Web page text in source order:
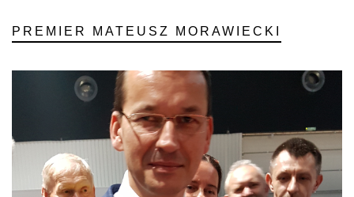
PREMIER MATEUSZ MORAWIECKI